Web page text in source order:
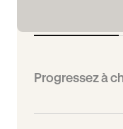
Progressez à